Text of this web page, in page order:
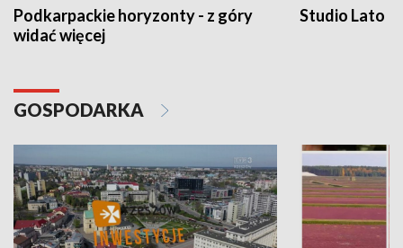
Podkarpackie horyzonty - z góry
widać więcej
Studio Lato
GOSPODARKA